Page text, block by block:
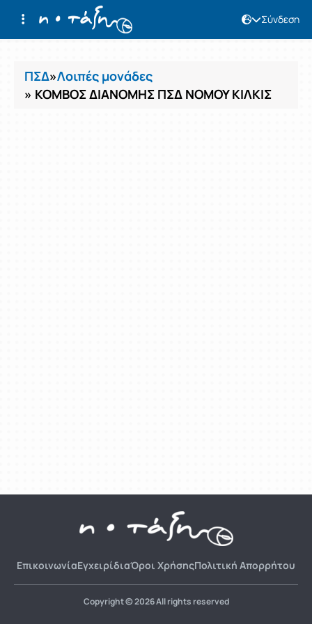
Σύνδεση
Μαθήματα
ΠΣΔ»Λοιπές μονάδες
» ΚΟΜΒΟΣ ΔΙΑΝΟΜΗΣ ΠΣΔ ΝΟΜΟΥ ΚΙΛΚΙΣ
ΕπικοινωνίαΕγχειρίδιαΌροι ΧρήσηςΠολιτική Απορρήτου
Copyright © 2026 All rights reserved